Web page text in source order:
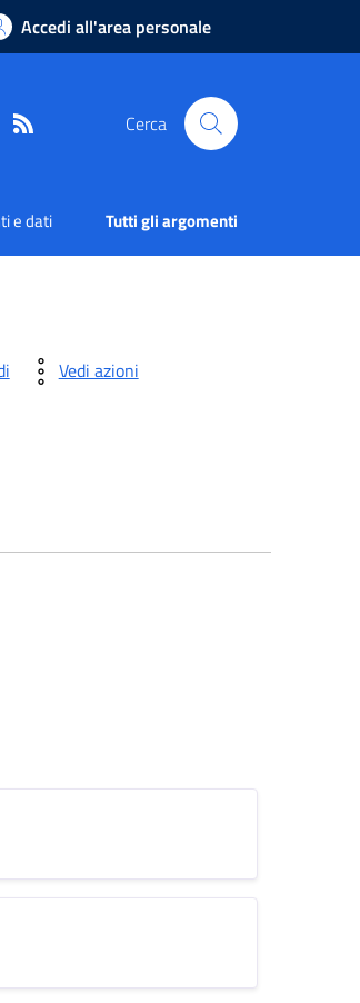
Accedi all'area personale
Telegram Cerca
e dati Tutti gli argomenti
Vedi azioni